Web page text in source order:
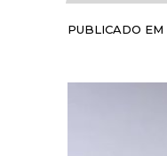
PUBLICADO EM